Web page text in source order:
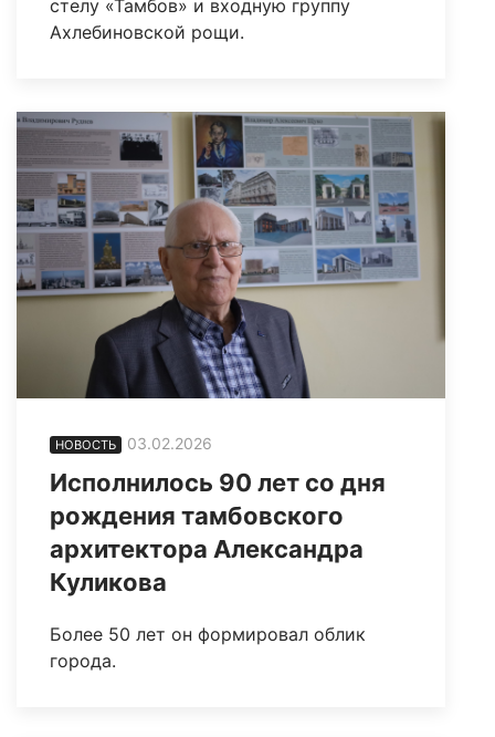
стелу «Тамбов» и входную группу
Ахлебиновской рощи.
НОВОСТЬ 03.02.2026
Исполнилось 90 лет со дня
рождения тамбовского
архитектора Александра
Куликова
Более 50 лет он формировал облик
города.